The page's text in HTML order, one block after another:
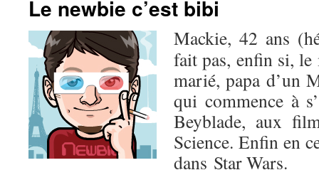
Le newbie c’est bibi
Mackie, 42 ans
fait pas, enfin si, le
marié, papa d’un
qui commence à
Beyblade, aux
Science. Enfin en
dans Star Wars.